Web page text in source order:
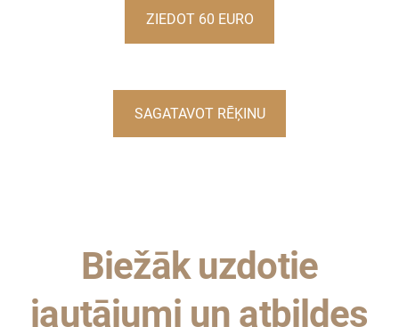
ZIEDOT 60 EURO
SAGATAVOT RĒĶINU
Biežāk uzdotie
jautājumi un atbildes